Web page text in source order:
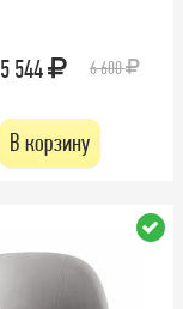
5 544 6 600
В корзину